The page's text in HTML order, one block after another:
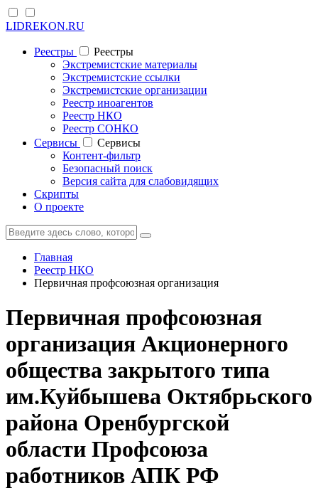
LIDREKON.RU
Реестры
Реестры
Экстремистские материалы
Экстремистские ссылки
Экстремистские организации
Реестр иноагентов
Реестр НКО
Реестр СОНКО
Cервисы
Cервисы
Контент-фильтр
Безопасный поиск
Версия сайта для слабовидящих
Скрипты
О проекте
Главная
Реестр НКО
Первичная профсоюзная организация
Первичная профсоюзная
организация Акционерного
общества закрытого типа
им.Куйбышева Октябрьского
района Оренбургской
области Профсоюза
работников АПК РФ